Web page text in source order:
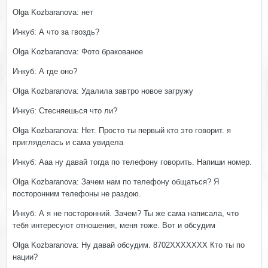
Olga Kozbaranova: нет
Инкуб: А что за гвоздь?
Olga Kozbaranova: Фото бракованое
Инкуб: А где оно?
Olga Kozbaranova: Удалила завтро новое загружу
Инкуб: Стесняешься что ли?
Olga Kozbaranova: Нет. Просто ты первый кто это говорит. я
пригляделась и сама увидела
Инкуб: Ааа ну давай тогда по телефону говорить. Напиши номер.
Olga Kozbaranova: Зачем нам по телефону общаться? Я
посторонним телефоны не раздою.
Инкуб: А я не посторонний. Зачем? Ты же сама написала, что
тебя интересуют отношения, меня тоже. Вот и обсудим
Olga Kozbaranova: Ну давай обсудим. 8702XXXXXXX Кто ты по
нации?